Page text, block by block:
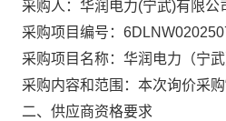
采购人：华润电力(宁武)有限公
采购项目编号：
采购项目名称：华润电力（宁
采购内容和范围：本次询价采
二、供应商资格要求